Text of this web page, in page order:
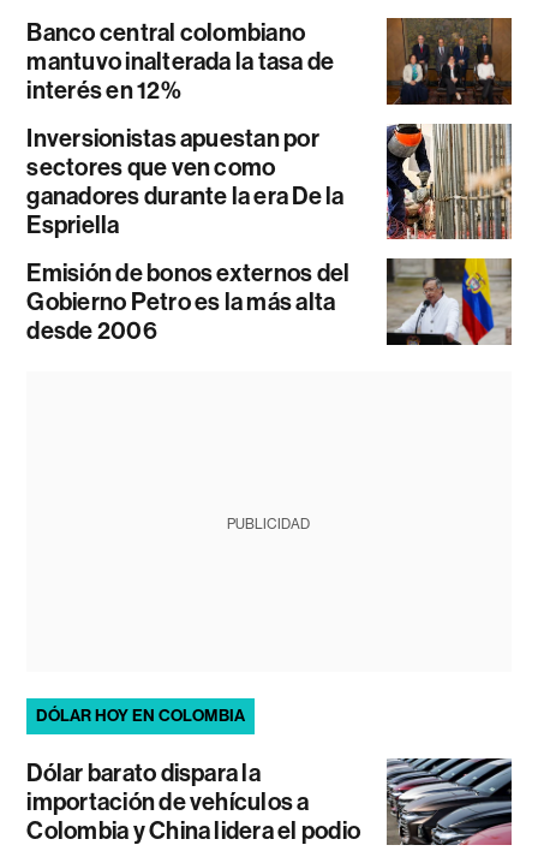
Banco central colombiano
mantuvo inalterada la tasa de
interés en 12%
Inversionistas apuestan por
sectores que ven como
ganadores durante la era De la
Espriella
Emisión de bonos externos del
Gobierno Petro es la más alta
desde 2006
PUBLICIDAD
DÓLAR HOY EN COLOMBIA
Dólar barato dispara la
importación de vehículos a
Colombia y China lidera el podio